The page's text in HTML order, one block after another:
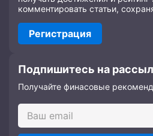
комментировать статьи,
Регистрация
Подпишитесь на
Получайте финасовые